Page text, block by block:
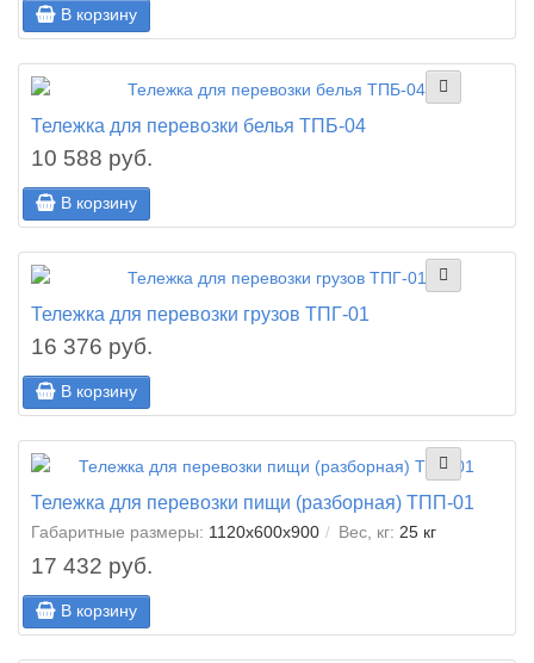
В корзину
Тележка для перевозки белья ТПБ-04
10 588 руб.
В корзину
Тележка для перевозки грузов ТПГ-01
16 376 руб.
В корзину
Тележка для перевозки пищи (разборная) ТПП-01
Габаритные размеры: 1120х600х900 Вес, кг: 25 кг
17 432 руб.
В корзину